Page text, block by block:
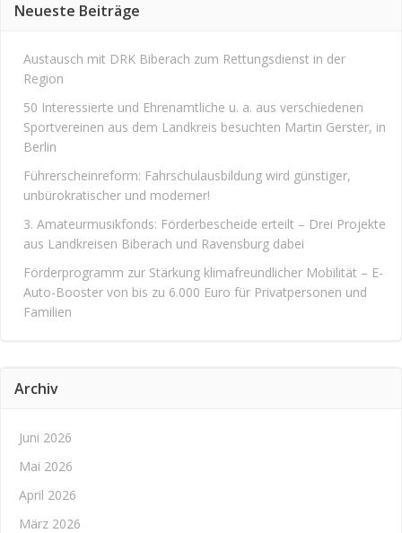
Neueste Beiträge
Austausch mit DRK Biberach zum Rettungsdienst in der
Region
50 Interessierte und Ehrenamtliche u. a. aus verschiedenen
Sportvereinen aus dem Landkreis besuchten Martin Gerster, in
Berlin
Führerscheinreform: Fahrschulausbildung wird günstiger,
unbürokratischer und moderner!
3. Amateurmusikfonds: Förderbescheide erteilt – Drei Projekte
aus Landkreisen Biberach und Ravensburg dabei
Förderprogramm zur Stärkung klimafreundlicher Mobilität – E-
Auto-Booster von bis zu 6.000 Euro für Privatpersonen und
Familien
Archiv
Juni 2026
Mai 2026
April 2026
März 2026